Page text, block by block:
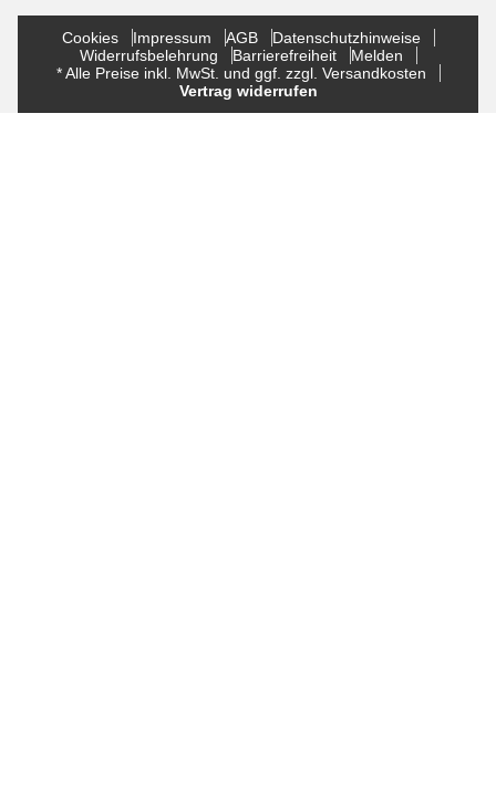
Cookies Impressum AGB
Datenschutzhinweise
Widerrufsbelehrung
Barrierefreiheit
Melden
* Alle Preise inkl. MwSt. und ggf. zzgl. Versandkosten
Vertrag widerrufen